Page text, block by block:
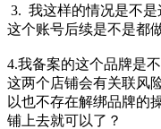
3. 我这样的情况是不是
这个账号后续是不是都
4.我备案的这个品牌是
这两个店铺会有关联风
以也不存在解绑品牌的
铺上去就可以了？